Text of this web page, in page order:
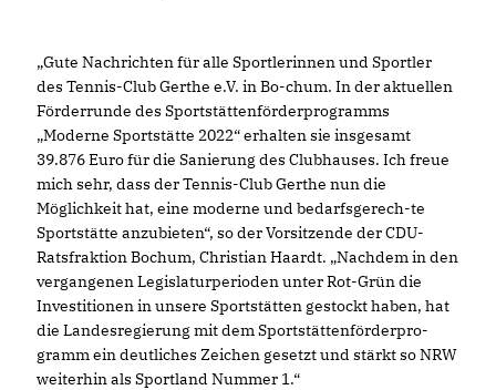
Gute Nachrichten für alle Sportlerinnen und Sportler
des Tennis-Club Gerthe e.V. in Bo-chum. In der aktuellen
Förderrunde des Sportstättenförderprogramms
Moderne Sportstätte 2022“ erhalten sie insgesamt
39.876 Euro für die Sanierung des Clubhauses. Ich freue
mich sehr, dass der Tennis-Club Gerthe nun die
Möglichkeit hat, eine moderne und bedarfsgerech-te
Sportstätte anzubieten“, so der Vorsitzende der CDU-
Ratsfraktion Bochum, Christian Haardt. „Nachdem in den
vergangenen Legislaturperioden unter Rot-Grün die
Investitionen in unsere Sportstätten gestockt haben, hat
die Landesregierung mit dem Sportstättenförderpro-
gramm ein deutliches Zeichen gesetzt und stärkt so NRW
weiterhin als Sportland Nummer 1.“